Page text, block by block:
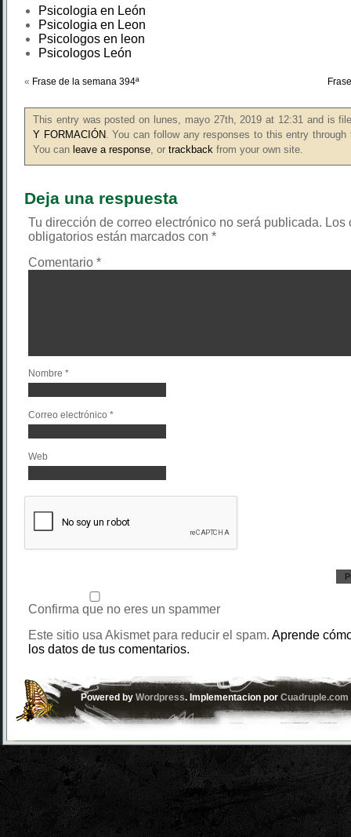
Psicologia en León
Psicologia en Leon
Psicologos en leon
Psicologos León
« Frase de la semana 394ª
This entry was posted on lunes, mayo 27th, 2019 at 12:31 and is
Y FORMACIÓN. You can follow any responses to this entry
You can leave a response, or trackback from your own site.
Deja una respuesta
Tu dirección de correo electrónico no será publicada. Los
obligatorios están marcados con *
Comentario *
Nombre *
Correo electrónico *
Web
Confirma que no eres un spammer
Este sitio usa Akismet para reducir el spam. Aprende
los datos de tus comentarios.
Powered byWordpress. Implementacion porCuadruple.com